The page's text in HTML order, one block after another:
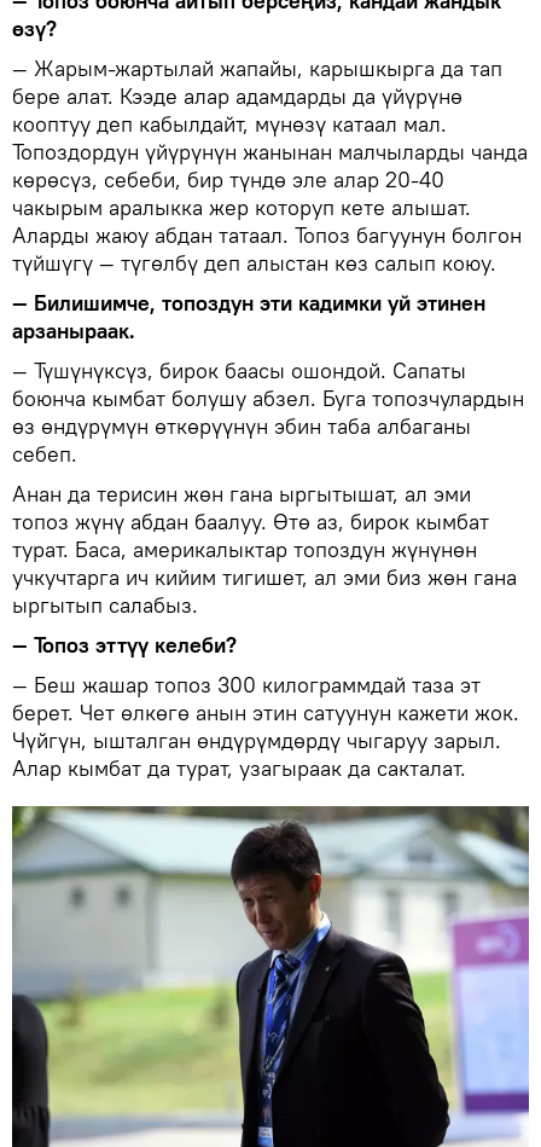
өзү?
— Жарым-жартылай жапайы, карышкырга да тап
бере алат. Кээде алар адамдарды да үйүрүнө
кооптуу деп кабылдайт, мүнөзү катаал мал.
Топоздордун үйүрүнүн жанынан малчыларды чанда
көрөсүз, себеби, бир түндө эле алар 20-40
чакырым аралыкка жер которуп кете алышат.
Аларды жаюу абдан татаал. Топоз багуунун болгон
түйшүгү — түгөлбү деп алыстан көз салып коюу.
— Билишимче, топоздун эти кадимки уй этинен
арзаныраак.
— Түшүнүксүз, бирок баасы ошондой. Сапаты
боюнча кымбат болушу абзел. Буга топозчулардын
өз өндүрүмүн өткөрүүнүн эбин таба албаганы
себеп.
Анан да терисин жөн гана ыргытышат, ал эми
топоз жүнү абдан баалуу. Өтө аз, бирок кымбат
турат. Баса, америкалыктар топоздун жүнүнөн
учкучтарга ич кийим тигишет, ал эми биз жөн гана
ыргытып салабыз.
— Топоз эттүү келеби?
— Беш жашар топоз 300 килограммдай таза эт
берет. Чет өлкөгө анын этин сатуунун кажети жок.
Чүйгүн, ышталган өндүрүмдөрдү чыгаруу зарыл.
Алар кымбат да турат, узагыраак да сакталат.